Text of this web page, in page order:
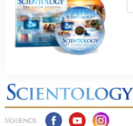
SÍGUENOS